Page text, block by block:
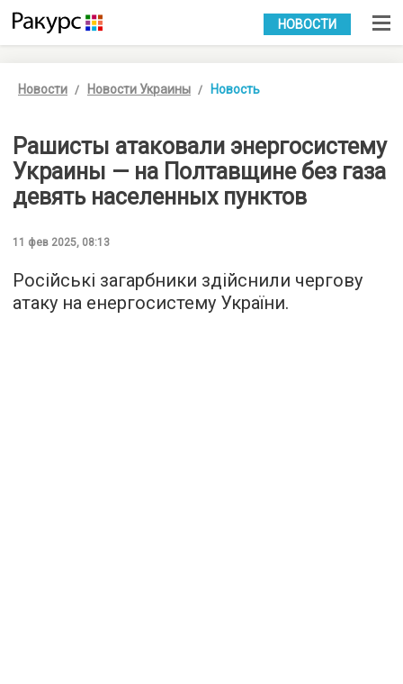
УКР РУС
НОВОСТИ
Новости Новости Украины Новость
Рашисты атаковали энергосистему
Украины — на Полтавщине без газа
девять населенных пунктов
11 фев 2025, 08:13
Російські загарбники здійснили чергову
атаку на енергосистему України.